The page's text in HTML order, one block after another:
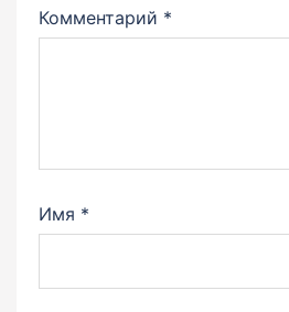
Комментарий *
Имя *